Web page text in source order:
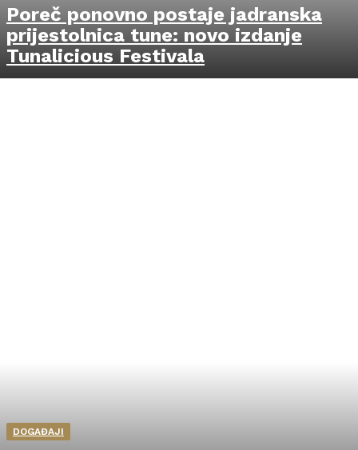
Poreč ponovno postaje jadranska
prijestolnica tune: novo izdanje
Tunalicious Festivala
DOGAĐAJI